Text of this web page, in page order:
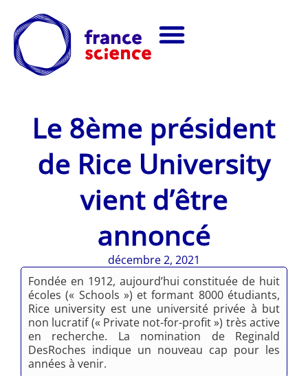
Le 8ème président
de Rice University
vient d’être
annoncé
décembre 2, 2021
Fondée en 1912, aujourd’hui constituée de huit
écoles (« Schools ») et formant 8000 étudiants,
Rice university est une université privée à but
non lucratif (« Private not-for-profit ») très active
en recherche. La nomination de Reginald
DesRoches indique un nouveau cap pour les
années à venir.